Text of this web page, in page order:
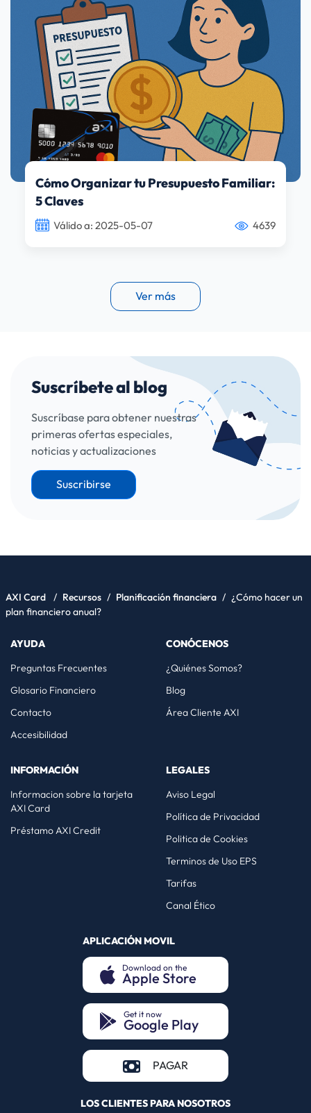
Cómo Organizar tu Presupuesto Familiar:
5 Claves
Válido a: 2025-05-07 4639
Ver más
Suscríbete al blog
Suscríbase para obtener nuestras
primeras ofertas especiales,
noticias y actualizaciones
Suscribirse
AXI Card / Recursos / Planificación financiera / ¿Cómo hacer un
plan financiero anual?
AYUDA
Preguntas Frecuentes
Glosario Financiero
Contacto
Accesibilidad
CONÓCENOS
¿Quiénes Somos?
Blog
Área Cliente AXI
INFORMACIÓN
Informacion sobre la tarjeta
AXI Card
Préstamo AXI Credit
LEGALES
Aviso Legal
Política de Privacidad
Politica de Cookies
Terminos de Uso EPS
Tarifas
Canal Ético
APLICACIÓN MOVIL
Download on the
Apple Store
(opens in a new tab)
Get it now
Google Play
(opens in a new tab)
PAGAR
LOS CLIENTES PARA NOSOTROS